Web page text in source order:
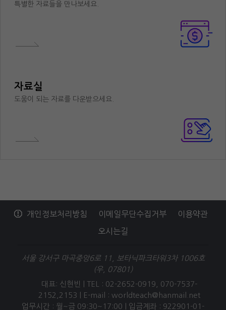
특별한 자료들을 만나보세요.
자료실
도움이 되는 자료를 다운받으세요.
개인정보처리방침 이메일무단수집거부 이용약관
오시는길
서울 강서구 마곡중앙6로 11, 보타닉파크타워3차 1006호
(우, 07801)
대표: 신현빈 | TEL : 02-2652-0919, 070-7537-
2152,2153 |
E-mail : worldteach@hanmail.net
업무시간 : 월~금 09:30~17:00 | 입금계좌 : 922901-01-